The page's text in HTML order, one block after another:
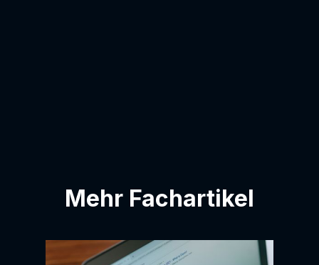
Mehr Fachartikel